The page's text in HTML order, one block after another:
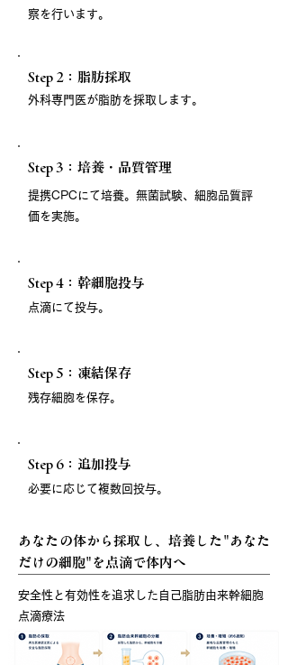
察を行います。
Step 2：脂肪採取
外科専門医が脂肪を採取します。
Step 3：培養・品質管理
提携CPCにて培養。無菌試験、細胞品質評
価を実施。
Step 4：幹細胞投与
点滴にて投与。
Step 5：凍結保存
残存細胞を保存。
Step 6：追加投与
必要に応じて複数回投与。
あなたの体から採取し、培養した"あなた
だけの細胞"を点滴で体内へ
安全性と有効性を追求した自己脂肪由来幹細胞
点滴療法